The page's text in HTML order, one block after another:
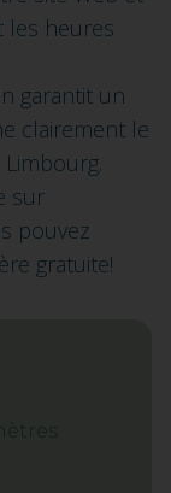
les heures
garantit un
clairement le
sur
pouvez
gratuite!